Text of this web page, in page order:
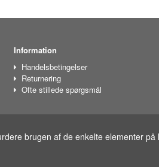
Information
Handelsbetingelser
Returnering
Ofte stillede spørgsmål
brugen af de enkelte elementer